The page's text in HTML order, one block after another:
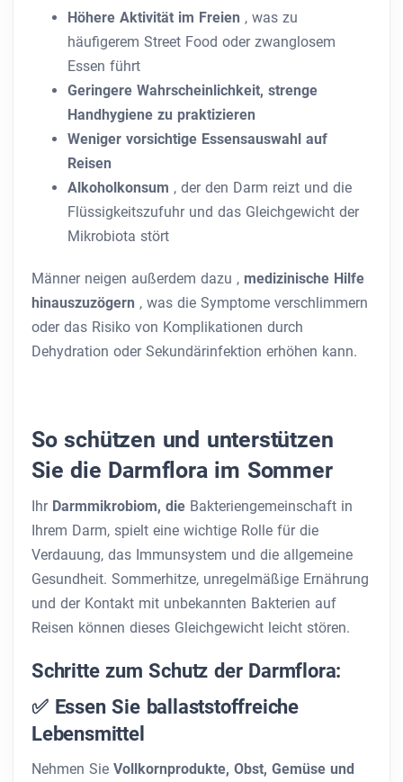
Höhere Aktivität im Freien , was zu
häufigerem Street Food oder zwanglosem
Essen führt
Geringere Wahrscheinlichkeit, strenge
Handhygiene zu praktizieren
Weniger vorsichtige Essensauswahl auf
Reisen
Alkoholkonsum , der den Darm reizt und die
Flüssigkeitszufuhr und das Gleichgewicht der
Mikrobiota stört
Männer neigen außerdem dazu , medizinische Hilfe
hinauszuzögern , was die Symptome verschlimmern
oder das Risiko von Komplikationen durch
Dehydration oder Sekundärinfektion erhöhen kann.
So schützen und unterstützen
Sie die Darmflora im Sommer
Ihr Darmmikrobiom, die Bakteriengemeinschaft in
Ihrem Darm, spielt eine wichtige Rolle für die
Verdauung, das Immunsystem und die allgemeine
Gesundheit. Sommerhitze, unregelmäßige Ernährung
und der Kontakt mit unbekannten Bakterien auf
Reisen können dieses Gleichgewicht leicht stören.
Schritte zum Schutz der Darmflora:
✅ Essen Sie ballaststoffreiche
Lebensmittel
Nehmen Sie Vollkornprodukte, Obst, Gemüse und